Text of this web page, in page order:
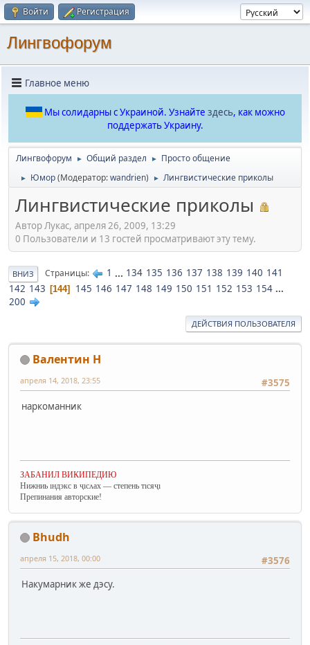
Войти Регистрация
Лингвофорум
Главное меню
Мы солидарны с Украиной. Узнайте здесь, как можно
поддержать Украину.
Лингвофорум ► Общий раздел ► Просто общение
► Юмор(Модератор:wandrien) ► Лингвистические приколы
Лингвистические приколы
Автор Лукас, апреля 26, 2009, 13:29
0 Пользователи и 13 гостей просматривают эту тему.
ВНИЗ Страницы 1 ... 134 135 136 137 138 139 140 141
142 143 144 145 146 147 148 149 150 151 152 153 154 ...
200
ДЕЙСТВИЯ ПОЛЬЗОВАТЕЛЯ
Валентин Н
#3575
апреля 14, 2018, 23:55
наркоманник
ЗАБАНИЛ ВИКИПЕДИЮ
Нижниь ıндэкс в ҷıсʌах — степень тıсяҷı
Препинания авторские!
Bhudh
#3576
апреля 15, 2018, 00:00
Накумарник же дэсу.